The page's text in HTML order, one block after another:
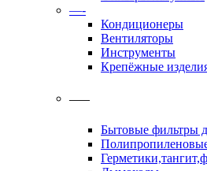
—-
Кондиционеры
Вентиляторы
Инструменты
Крепёжные
——
Бытовые фильтры